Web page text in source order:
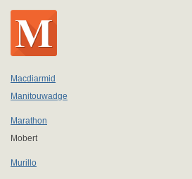
Macdiarmid
Manitouwadge
Marathon
Mobert
Murillo